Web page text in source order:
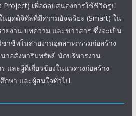
เพื่อตอบสนองการใช้ชีวิตรูป
ยุคดิจิทัลที่มีความอัจฉริยะ (Smart) ใน
ยงาน บทความ และข่าวสาร ซึ่งจะเป็น
าชีพในสายงานอุตสาหกรรมก่อสร้าง
าอสังหาริมทรัพย์ นักบริหารงาน
และผู้ที่เกี่ยวข้องในแวดวงก่อสร้าง
กษา และผู้สนใจทั่วไป